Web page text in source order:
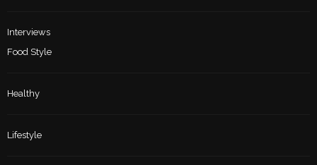
Interviews
Food Style
Healthy
Lifestyle